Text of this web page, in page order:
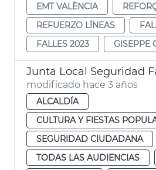
EMT VALÈNCIA
REFUERZO LÍNEAS
FALLES 2023
GISEPPE
Junta Local Seguridad
modificado hace 3 años
ALCALDÍA
CULTURA Y FIESTAS
SEGURIDAD CIUDADANA
TODAS LAS AUDIENCIAS